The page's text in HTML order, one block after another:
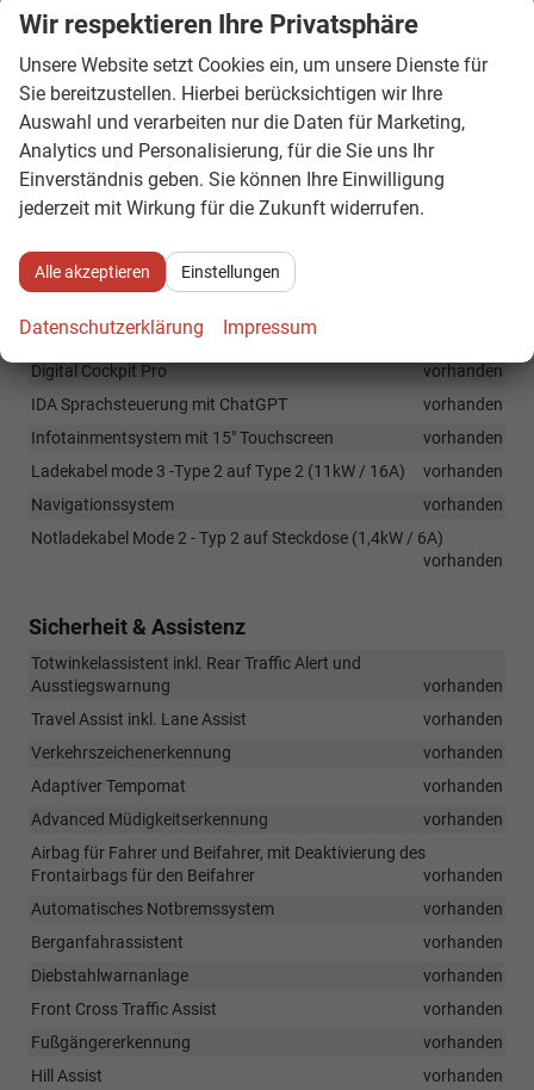
Pedale und Fußstütze aus gebürstetem Edelstahl
Regensensor
Infotainment & Kommunikation
VW Connect Vorbereitung
vorhanden
Wireless Apple Carplay und Android Auto
vorhanden
8 Lautsprecher
App-Connect inklusive Wireless Apple CarPlay und Android Auto
DAB+
Digital Cockpit Pro
vorhanden
IDA Sprachsteuerung mit ChatGPT
vorhanden
Infotainmentsystem mit 15" Touchscreen
vorhanden
Ladekabel mode 3 -Type 2 auf Type 2 (11kW / 16A)
vorhanden
Navigationssystem
vorhanden
Notladekabel Mode 2 - Typ 2 auf Steckdose (1,4kW / 6A)
vorhanden
Sicherheit & Assistenz
Totwinkelassistent inkl. Rear Traffic Alert und
Ausstiegswarnung
vorhanden
Travel Assist inkl. Lane Assist
vorhanden
Verkehrszeichenerkennung
vorhanden
Adaptiver Tempomat
vorhanden
Advanced Müdigkeitserkennung
vorhanden
Airbag für Fahrer und Beifahrer, mit Deaktivierung des
Frontairbags für den Beifahrer
vorhanden
Automatisches Notbremssystem
vorhanden
Berganfahrassistent
vorhanden
Diebstahlwarnanlage
vorhanden
Front Cross Traffic Assist
vorhanden
Fußgängererkennung
vorhanden
Hill Assist
vorhanden
Wir respektieren Ihre Privatsphäre
Unsere Website setzt Cookies ein, um unsere Dienste für
Sie bereitzustellen. Hierbei berücksichtigen wir Ihre
Auswahl und verarbeiten nur die Daten für Marketing,
Analytics und Personalisierung, für die Sie uns Ihr
Einverständnis geben. Sie können Ihre Einwilligung
jederzeit mit Wirkung für die Zukunft widerrufen.
Alle akzeptieren Einstellungen
Datenschutzerklärung Impressum